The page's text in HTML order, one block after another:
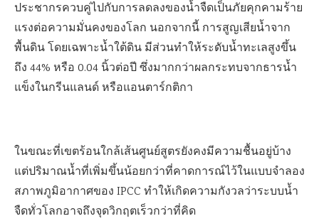
ประชากรควบคู่ไปกับการลดลงของน้ำจืดเป็นภัยคุกคามร้าย
แรงต่อความมั่นคงของโลก นอกจากนี้ การสูญเสียน้ำจาก
พื้นดิน โดยเฉพาะน้ำใต้ดิน มีส่วนทำให้ระดับน้ำทะเลสูงขึ้น
ถึง 44% หรือ 0.04 นิ้วต่อปี ซึ่งมากกว่าผลกระทบจากธารน้ำ
แข็งในกรีนแลนด์ หรือแอนตาร์กติกา
ในขณะที่เขตร้อนใกล้เส้นศูนย์สูตรยังคงมีความชื้นอยู่บ้าง
แต่ปริมาณน้ำที่เพิ่มขึ้นน้อยกว่าที่คาดการณ์ไว้ในแบบจำลอง
สภาพภูมิอากาศของ IPCC ทำให้เกิดความกังวลว่าระบบน้ำ
จืดทั่วโลกอาจถึงจุดวิกฤตเร็วกว่าที่คิด